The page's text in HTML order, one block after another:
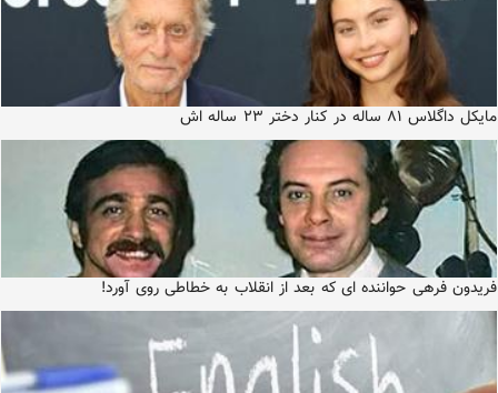
مایکل داگلاس ۸۱ ساله در کنار دختر ۲۳ ساله اش
فریدون فرهی حواننده ای که بعد از انقلاب به خطاطی روی آورد!